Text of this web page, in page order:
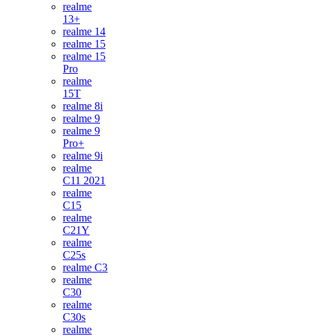
realme
13+
realme 14
realme 15
realme 15
Pro
realme
15T
realme 8i
realme 9
realme 9
Pro+
realme 9i
realme
C11 2021
realme
C15
realme
C21Y
realme
C25s
realme C3
realme
C30
realme
C30s
realme